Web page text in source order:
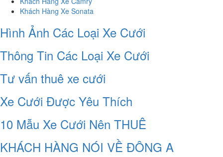
Khách Hàng Xe Sonata
Hình Ảnh Các Loại Xe Cưới
Thông Tin Các Loại Xe Cưới
Tư vấn thuê xe cưới
Xe Cưới Được Yêu Thích
10 Mẫu Xe Cưới Nên THUÊ
KHÁCH HÀNG NÓI VỀ ĐÔNG A